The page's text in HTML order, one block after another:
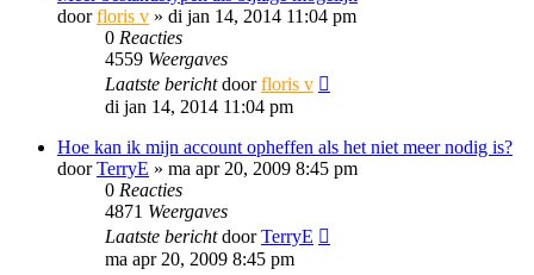
doorfloris v » di jan 14, 2014 11:04 pm
0 Reacties
4559 Weergaves
Laatste berichtdoorfloris v
di jan 14, 2014 11:04 pm
Hoe kan ik mijn account opheffen als het niet meer nodig is?
doorTerryE » ma apr 20, 2009 8:45 pm
0 Reacties
4871 Weergaves
Laatste berichtdoorTerryE
ma apr 20, 2009 8:45 pm